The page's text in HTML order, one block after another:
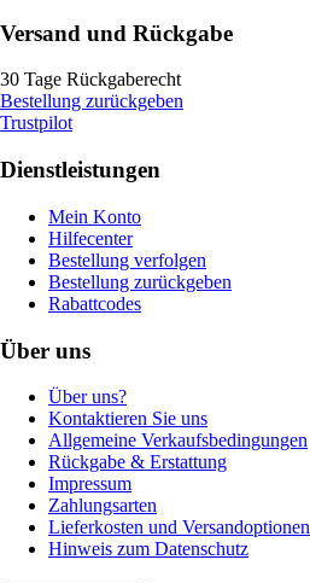
Versand und Rückgabe
30 Tage Rückgaberecht
Bestellung zurückgeben
Trustpilot
Dienstleistungen
Mein Konto
Hilfecenter
Bestellung verfolgen
Bestellung zurückgeben
Rabattcodes
Über uns
Über uns?
Kontaktieren Sie uns
Allgemeine Verkaufsbedingungen
Rückgabe & Erstattung
Impressum
Zahlungsarten
Lieferkosten und Versandoptionen
Hinweis zum Datenschutz